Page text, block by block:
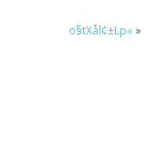
o§tXål¢±Lp« »